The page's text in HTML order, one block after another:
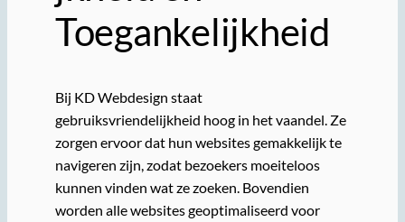
Toegankelijkheid
Bij KD Webdesign staat
gebruiksvriendelijkheid hoog in het vaandel. Ze
zorgen ervoor dat hun websites gemakkelijk te
navigeren zijn, zodat bezoekers moeiteloos
kunnen vinden wat ze zoeken. Bovendien
worden alle websites geoptimaliseerd voor